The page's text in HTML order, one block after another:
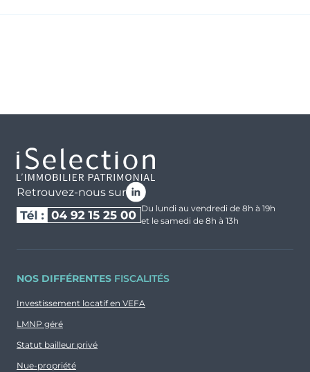
Retrouvez-nous sur
Du lundi au vendredi de 8h à 19h
et le samedi de 8h à 13h
NOS DIFFÉRENTES FISCALITÉS
Investissement locatif en VEFA
LMNP géré
Statut bailleur privé
Nue-propriété